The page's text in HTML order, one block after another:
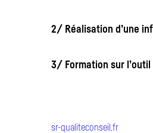
2/ Réalisation d’une
3/ Formation sur l’outil
sr-qualiteconseil.fr